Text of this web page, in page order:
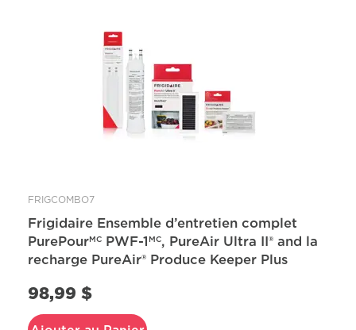
FRIGCOMBO7
Frigidaire Ensemble d’entretien complet
PurePourMC PWF-1 MC, PureAir Ultra II® and la
recharge PureAir® Produce Keeper Plus
98,99 $